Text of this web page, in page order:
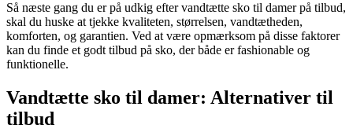
Så næste gang du er på udkig efter vandtætte sko til damer på tilbud,
skal du huske at tjekke kvaliteten, størrelsen, vandtætheden,
komforten, og garantien. Ved at være opmærksom på disse faktorer
kan du finde et godt tilbud på sko, der både er fashionable og
funktionelle.
Vandtætte sko til damer: Alternativer til
tilbud